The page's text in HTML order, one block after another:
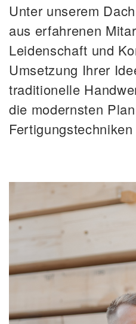
Unter unserem
aus erfahrenen
Leidenschaft und
Umsetzung Ihrer
traditionelle
die modernsten